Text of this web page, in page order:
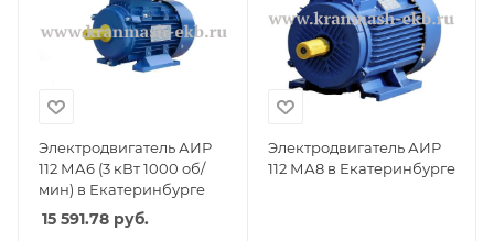
Электродвигатель АИР
112 МА6 (3 кВт 1000 об/
мин) в Екатеринбурге
15 591.78 руб.
Электродвигатель АИР
112 МА8 в Екатеринбурге